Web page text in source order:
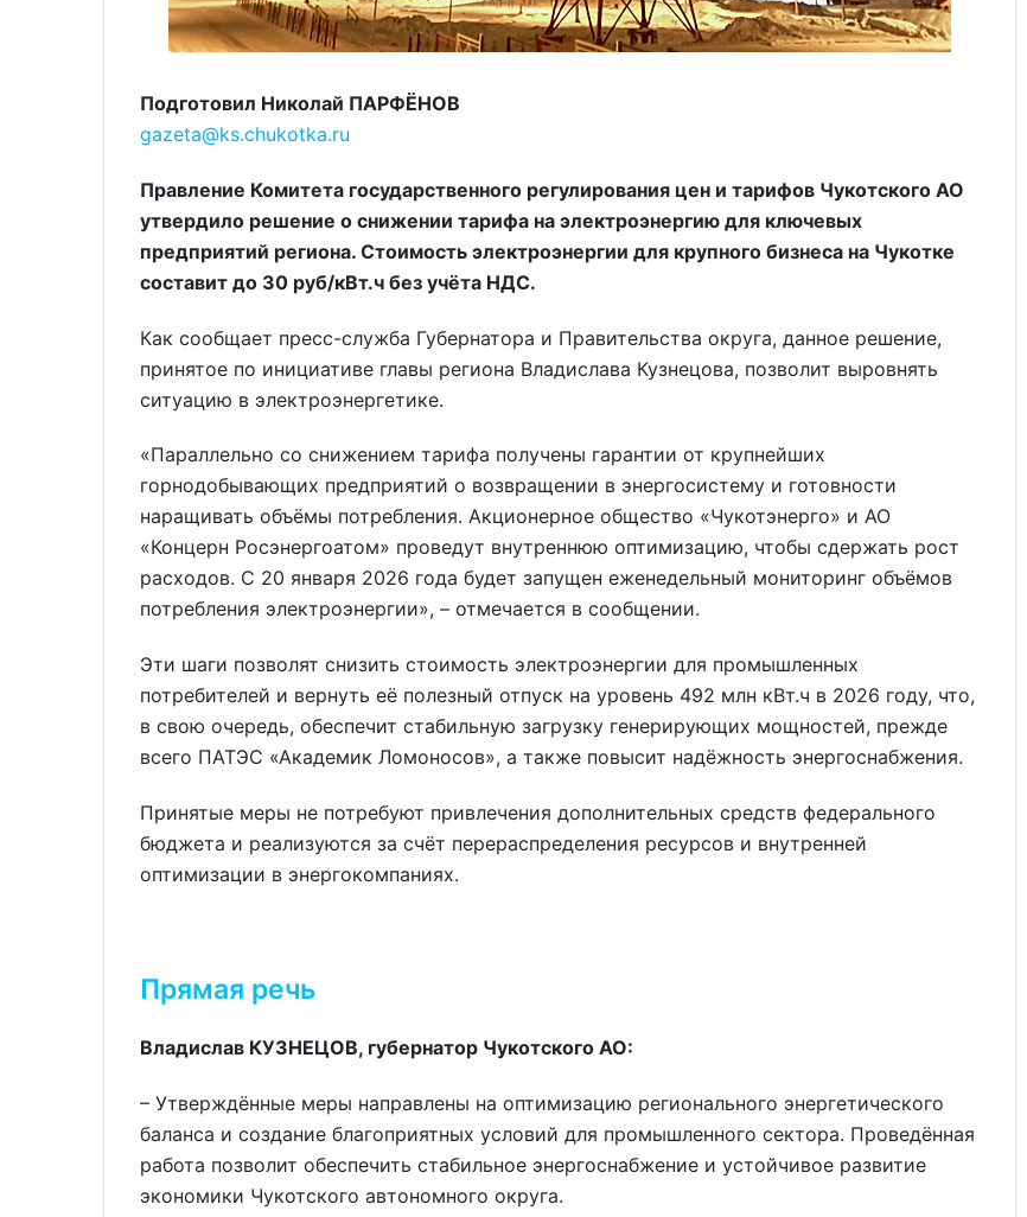
Подготовил Николай ПАРФЁНОВ
gazeta@ks.chukotka.ru
Правление Комитета государственного регулирования цен и тарифов Чукотского АО
утвердило решение о снижении тарифа на электроэнергию для ключевых
предприятий региона. Стоимость электроэнергии для крупного бизнеса на Чукотке
составит до 30 руб/кВт.ч без учёта НДС.
Как сообщает пресс-служба Губернатора и Правительства округа, данное решение,
принятое по инициативе главы региона Владислава Кузнецова, позволит выровнять
ситуацию в электроэнергетике.
«Параллельно со снижением тарифа получены гарантии от крупнейших
горнодобывающих предприятий о возвращении в энергосистему и готовности
наращивать объёмы потребления. Акционерное общество «Чукотэнерго» и АО
«Концерн Росэнергоатом» проведут внутреннюю оптимизацию, чтобы сдержать рост
расходов. С 20 января 2026 года будет запущен еженедельный мониторинг объёмов
потребления электроэнергии», – отмечается в сообщении.
Эти шаги позволят снизить стоимость электроэнергии для промышленных
потребителей и вернуть её полезный отпуск на уровень 492 млн кВт.ч в 2026 году, что,
в свою очередь, обеспечит стабильную загрузку генерирующих мощностей, прежде
всего ПАТЭС «Академик Ломоносов», а также повысит надёжность энергоснабжения.
Принятые меры не потребуют привлечения дополнительных средств федерального
бюджета и реализуются за счёт перераспределения ресурсов и внутренней
оптимизации в энергокомпаниях.
Прямая речь
Владислав КУЗНЕЦОВ, губернатор Чукотского АО:
– Утверждённые меры направлены на оптимизацию регионального энергетического
баланса и создание благоприятных условий для промышленного сектора. Проведённая
работа позволит обеспечить стабильное энергоснабжение и устойчивое развитие
экономики Чукотского автономного округа.